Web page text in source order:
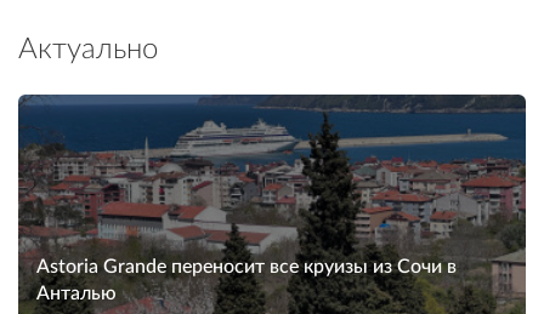
Актуально
Astoria Grande переносит все круизы из Сочи в
Анталью